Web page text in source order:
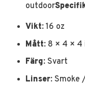
outdoor
Vikt: 16 oz
Mått: 8 × 4 × 4
Färg: Svart
Linser: Smoke